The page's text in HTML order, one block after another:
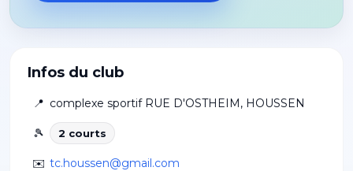
Infos du club
📍 complexe sportif RUE D'OSTHEIM, HOUSSEN
🎾 2 courts
✉️ tc.houssen@gmail.com